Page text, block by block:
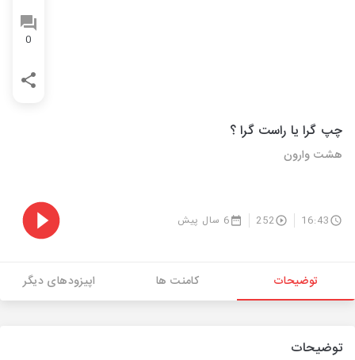
0
چپ گرا یا راست گرا ؟
هشت وارون
16:43
252 6 سال پیش
توضیحات کامنت ها اپیزودهای دیگر
توضیحات